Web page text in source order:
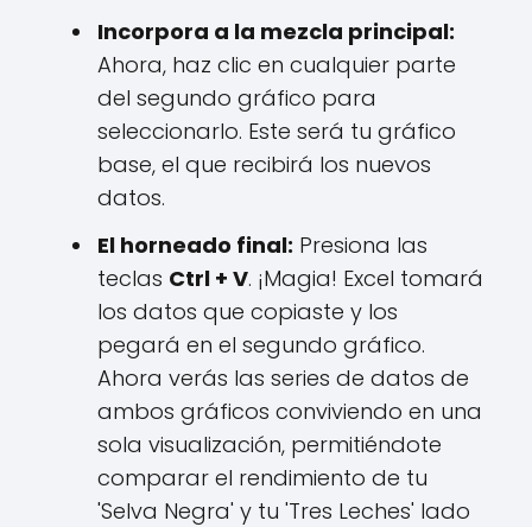
Incorpora a la mezcla principal:
Ahora, haz clic en cualquier parte
del segundo gráfico para
seleccionarlo. Este será tu gráfico
base, el que recibirá los nuevos
datos.
El horneado final: Presiona las
teclas Ctrl + V. ¡Magia! Excel tomará
los datos que copiaste y los
pegará en el segundo gráfico.
Ahora verás las series de datos de
ambos gráficos conviviendo en una
sola visualización, permitiéndote
comparar el rendimiento de tu
'Selva Negra' y tu 'Tres Leches' lado